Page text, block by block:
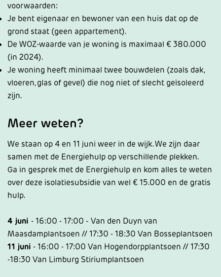
voorwaarden:
Je bent eigenaar en bewoner van een huis dat op de
grond staat (geen appartement).
De WOZ-waarde van je woning is maximaal € 380.000
(in 2024).
Je woning heeft minimaal twee bouwdelen (zoals dak,
vloeren, glas of gevel) die nog niet of slecht geïsoleerd
zijn.
Meer weten?
We staan op 4 en 11 juni weer in de wijk. We zijn daar
samen met de Energiehulp op verschillende plekken.
Ga in gesprek met de Energiehulp en kom alles te weten
over deze isolatiesubsidie van wel € 15.000 en de gratis
hulp.
4 juni - 16:00 - 17:00 - Van den Duyn van
Maasdamplantsoen // 17:30 - 18:30 Van Bosseplantsoen
11 juni - 16:00 - 17:00 Van Hogendorpplantsoen // 17:30
-18:30 Van Limburg Stiriumplantsoen